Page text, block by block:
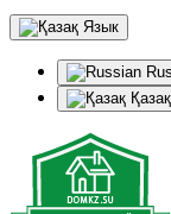
Язык
Қазақ